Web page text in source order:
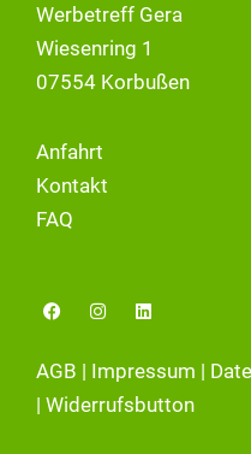
Werbetreff Gera
Wiesenring 1
07554 Korbußen
Anfahrt
Kontakt
FAQ
F
a
b
o
o
I
n
a
r
L
i
e
i
AGB | Impressum |
| Widerrufsbutton